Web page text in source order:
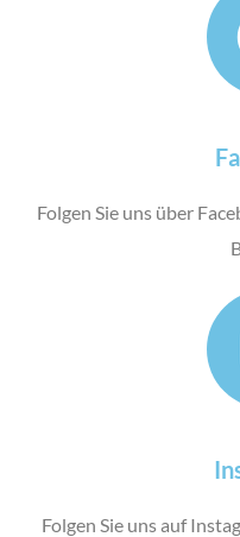
Folgen Sie uns über
Folgen Sie uns auf